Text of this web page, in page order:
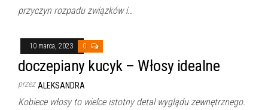
przyczyn rozpadu związków i…
10 marca, 2023 0
doczepiany kucyk – Włosy idealne
przez ALEKSANDRA
Kobiece włosy to wielce istotny detal wyglądu zewnętrznego.